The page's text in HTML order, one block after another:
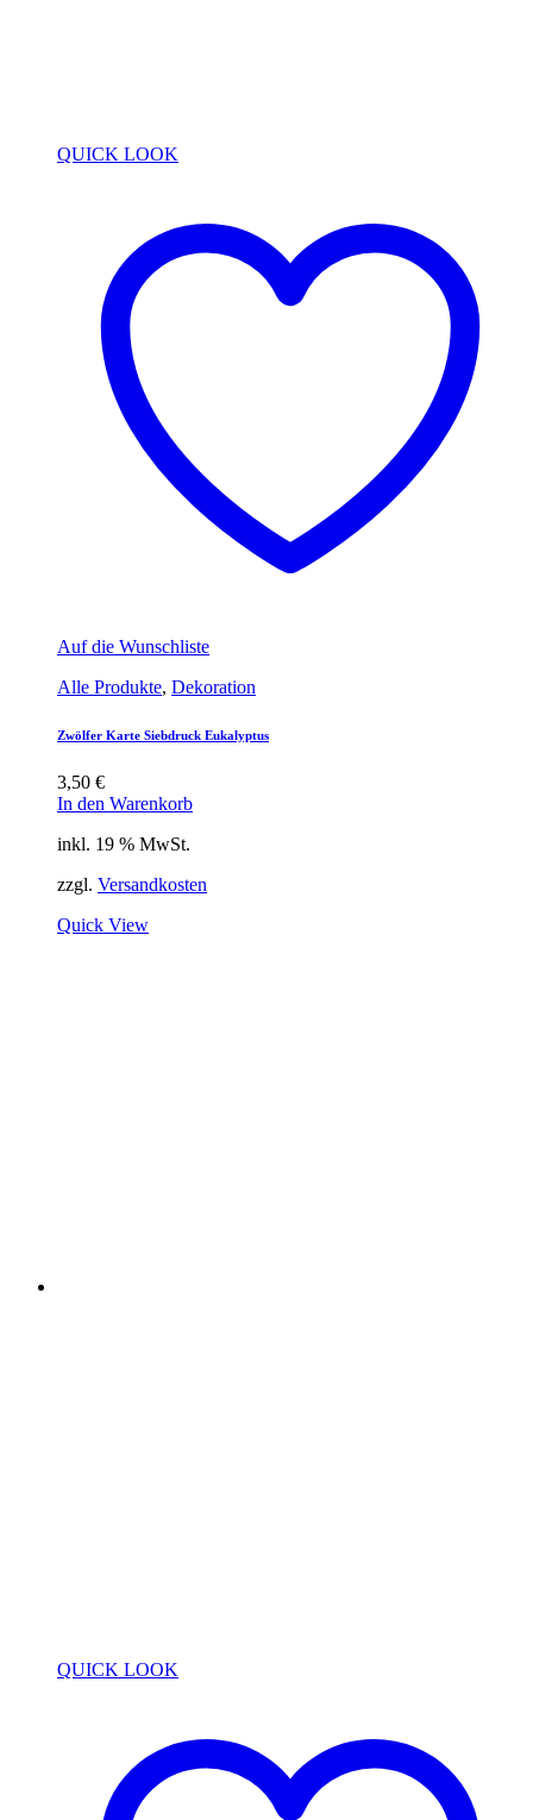
QUICK LOOK
Auf die Wunschliste
Alle Produkte, Dekoration
Zwölfer Karte Siebdruck Eukalyptus
3,50 €
In den Warenkorb
inkl. 19 % MwSt.
zzgl. Versandkosten
Quick View
QUICK LOOK